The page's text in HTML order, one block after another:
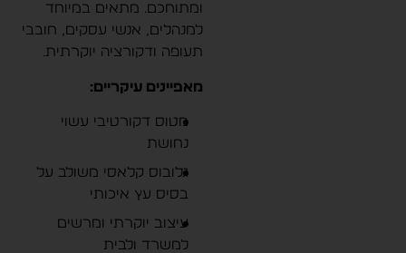
ומתוחכם. מתאים במיוחד
למנהלים, אנשי עסקים, חובבי
תעופה ודקורציה יוקרתית.
מאפיינים עיקריים:
מטוס דקורטיבי עשוי
נחושת
גלובוס קלאסי משולב על
בסיס עץ איכותי
עיצוב יוקרתי ומרשים
למשרד ולבית